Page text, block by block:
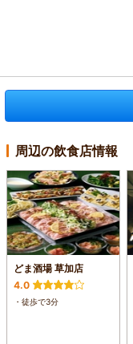
周辺の飲食店情報
どま酒場 草加店
4.0
・徒歩で3分